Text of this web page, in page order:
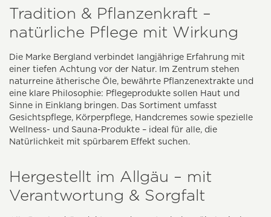
Tradition & Pflanzenkraft –
natürliche Pflege mit Wirkung
Die Marke Bergland verbindet langjährige Erfahrung mit
einer tiefen Achtung vor der Natur. Im Zentrum stehen
naturreine ätherische Öle, bewährte Pflanzenextrakte und
eine klare Philosophie: Pflegeprodukte sollen Haut und
Sinne in Einklang bringen. Das Sortiment umfasst
Gesichtspflege, Körperpflege, Handcremes sowie spezielle
Wellness- und Sauna-Produkte – ideal für alle, die
Natürlichkeit mit spürbarem Effekt suchen.
Hergestellt im Allgäu – mit
Verantwortung & Sorgfalt